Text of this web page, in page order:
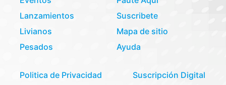
Lanzamientos
Livianos
Pesados
Suscribete
Mapa de sitio
Ayuda
Politica de Privacidad
Suscripción Digital